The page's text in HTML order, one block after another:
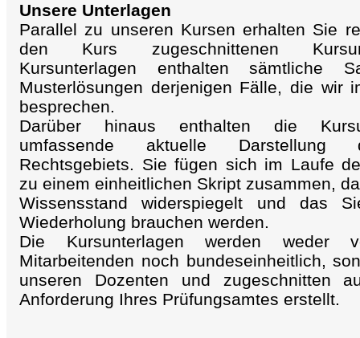
Unsere Unterlagen
Parallel zu unseren Kursen erhalten Sie
den Kurs zugeschnittenen
Kursunterlagen enthalten sämtliche
Musterlösungen derjenigen Fälle, die wir
besprechen.
Darüber hinaus enthalten die
umfassende aktuelle Darstellung
Rechtsgebiets. Sie fügen sich im Laufe
zu einem einheitlichen Skript zusammen,
Wissensstand widerspiegelt und das
Wiederholung brauchen werden.
Die Kursunterlagen werden weder
Mitarbeitenden noch bundeseinheitlich,
unseren Dozenten und zugeschnitten
Anforderung Ihres Prüfungsamtes erstellt.